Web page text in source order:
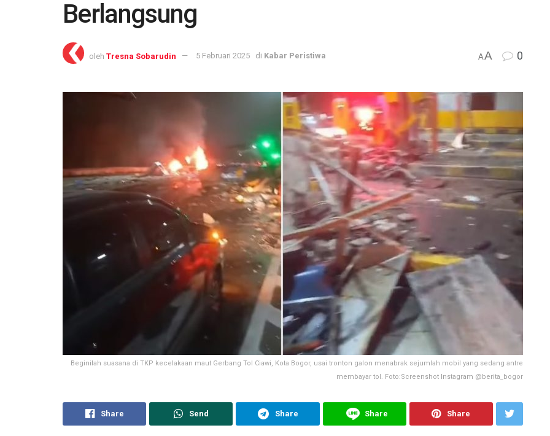
Berlangsung
oleh Tresna Sobarudin 5 Februari 2025 di Kabar Peristiwa AA 0
Beginilah suasana di TKP kecelakaan maut Gerbang Tol Ciawi, Kota Bogor, usai tronton galon menabrak sejumlah mobil yang sedang antre
membayar tol. Foto:Screenshot Instagram @berita_bogor
Share Send Share Share Share